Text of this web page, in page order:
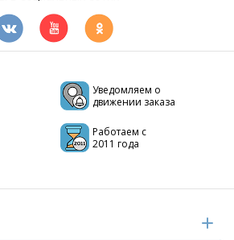
Уведомляем о
движении заказа
Работаем с
2011 года